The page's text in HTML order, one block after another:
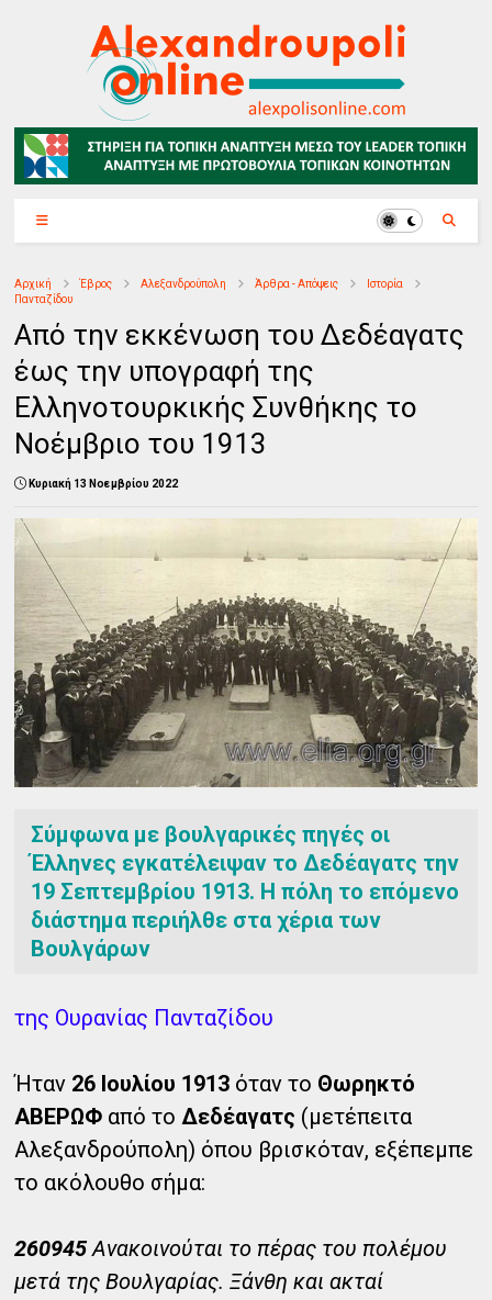
Αρχική Έβρος Αλεξανδρούπολη Άρθρα - Απόψεις
Ιστορία
Πανταζίδου
Από την εκκένωση του Δεδέαγατς
έως την υπογραφή της
Ελληνοτουρκικής Συνθήκης το
Νοέμβριο του 1913
Κυριακή 13 Νοεμβρίου 2022
Σύμφωνα με βουλγαρικές πηγές οι
Έλληνες εγκατέλειψαν το Δεδέαγατς την
19 Σεπτεμβρίου 1913. Η πόλη το επόμενο
διάστημα περιήλθε στα χέρια των
Βουλγάρων
της Ουρανίας Πανταζίδου
Ήταν 26 Ιουλίου 1913 όταν το Θωρηκτό
ΑΒΕΡΩΦ από τοΔεδέαγατς (μετέπειτα
Αλεξανδρούπολη) όπου βρισκόταν, εξέπεμπε
το ακόλουθο σήμα:
260945Ανακοινούται το πέρας του πολέμου
μετά της Βουλγαρίας. Ξάνθη και ακταί